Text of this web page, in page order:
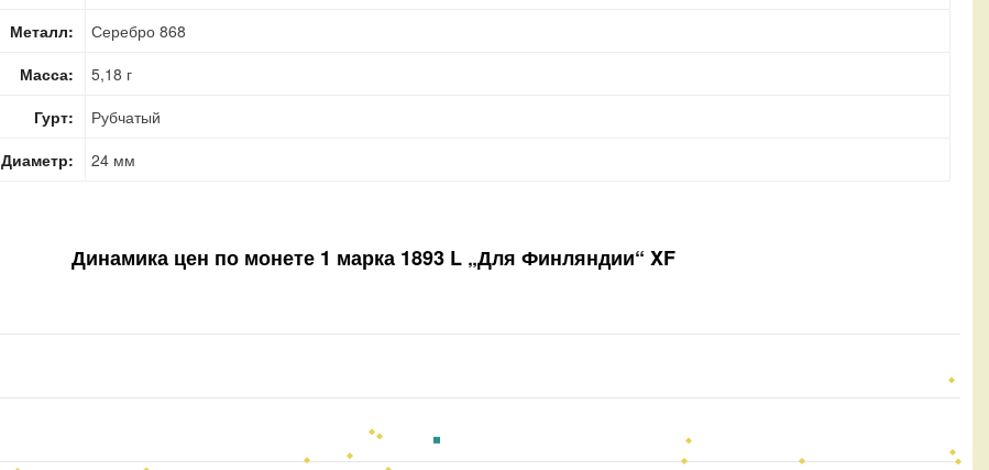
Металл:
Серебро 868
Масса:
5,18 г
Гурт:
Рубчатый
Диаметр:
24 мм
Динамика цен по монете 1 марка 1893 L „Для Финляндии“ XF